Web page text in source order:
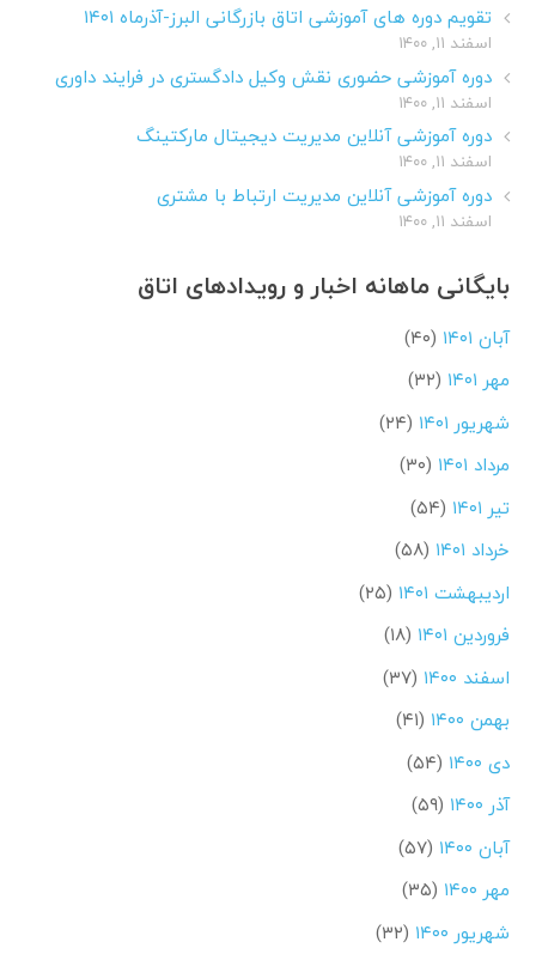
تقویم دوره های آموزشی اتاق بازرگانی البرز-آذرماه ۱۴۰۱
اسفند ۱۱, ۱۴۰۰
دوره آموزشی حضوری نقش وکیل دادگستری در فرایند داوری
اسفند ۱۱, ۱۴۰۰
دوره آموزشی آنلاین مدیریت دیجیتال مارکتینگ
اسفند ۱۱, ۱۴۰۰
دوره آموزشی آنلاین مدیریت ارتباط با مشتری
اسفند ۱۱, ۱۴۰۰
بایگانی ماهانه اخبار و رویدادهای اتاق
آبان ۱۴۰۱
(۴۰)
مهر ۱۴۰۱
(۳۲)
شهریور ۱۴۰۱
(۲۴)
مرداد ۱۴۰۱
(۳۰)
تیر ۱۴۰۱
(۵۴)
خرداد ۱۴۰۱
(۵۸)
اردیبهشت ۱۴۰۱
(۲۵)
فروردین ۱۴۰۱
(۱۸)
اسفند ۱۴۰۰
(۳۷)
بهمن ۱۴۰۰
(۴۱)
دی ۱۴۰۰
(۵۴)
آذر ۱۴۰۰
(۵۹)
آبان ۱۴۰۰
(۵۷)
مهر ۱۴۰۰
(۳۵)
شهریور ۱۴۰۰
(۳۲)